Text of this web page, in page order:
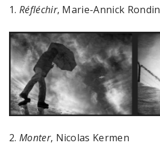
1. Réfléchir, Marie-Annick Rondin
2. Monter, Nicolas Kermen